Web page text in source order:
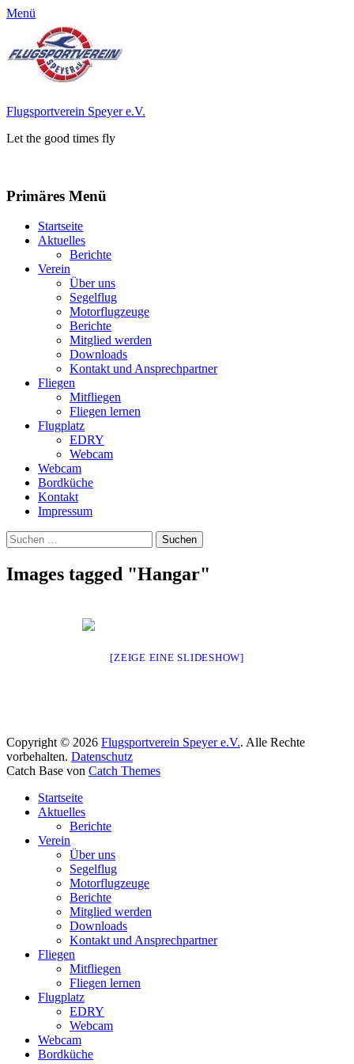
Menü
Flugsportverein Speyer e.V.
Let the good times fly
Primäres Menü
Zum
Inhalt
Startseite
Aktuelles
Berichte
Verein
Über uns
Segelflug
Motorflugzeuge
Berichte
Mitglied werden
Downloads
Kontakt und Ansprechpartner
Fliegen
Mitfliegen
Fliegen lernen
Flugplatz
EDRY
Webcam
Webcam
Bordküche
Kontakt
Impressum
Suchen
Suchen
nach:
Images tagged "Hangar"
[ZEIGE EINE SLIDESHOW]
Copyright © 2026 Flugsportverein Speyer e.V.. Alle Rechte
vorbehalten. Datenschutz
Catch Base von Catch Themes
oben
scrollen
Startseite
Aktuelles
Berichte
Verein
Über uns
Segelflug
Motorflugzeuge
Berichte
Mitglied werden
Downloads
Kontakt und Ansprechpartner
Fliegen
Mitfliegen
Fliegen lernen
Flugplatz
EDRY
Webcam
Webcam
Bordküche